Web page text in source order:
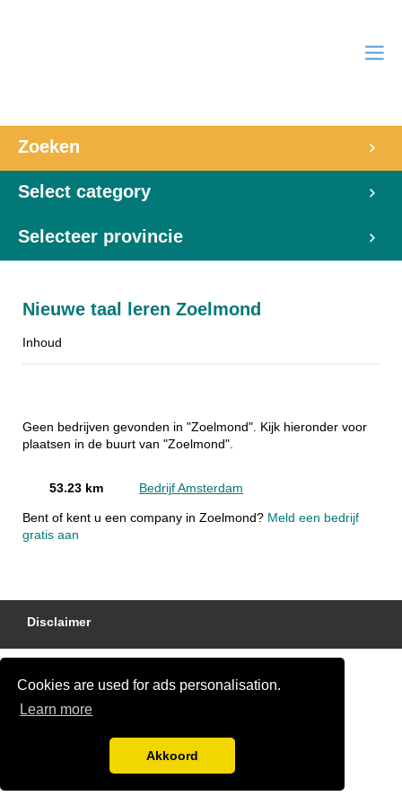
Cookies are used for ads personalisation.
Learn more
Akkoord
Zoeken
Select category
Selecteer provincie
Nieuwe taal leren Zoelmond
Inhoud
Geen bedrijven gevonden in "Zoelmond". Kijk hieronder voor
plaatsen in de buurt van "Zoelmond".
53.23 km Bedrijf Amsterdam
Bent of kent u een company in Zoelmond? Meld een bedrijf
gratis aan
Disclaimer